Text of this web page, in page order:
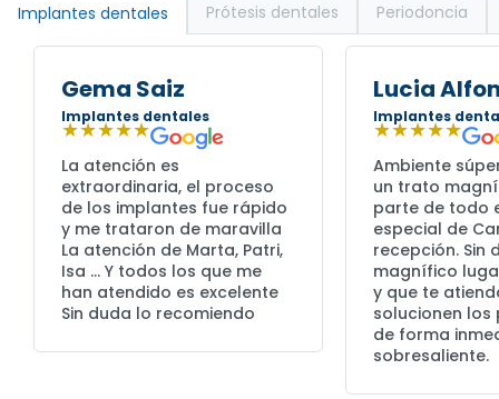
Implantes dentales Prótesis dentales Periodoncia
Gema Saiz
Implantes dentales
★★★★★
La atención es
extraordinaria, el proceso
de los implantes fue rápido
y me trataron de maravilla
La atención de Marta, Patri,
Isa … Y todos los que me
han atendido es excelente
Sin duda lo recomiendo
Lucia
Implantes
★★★★★
Ambiente
un trato
parte de todo
especial de
recepción. Sin
magnífico
y que te
solucionen los
de forma
sobresaliente.